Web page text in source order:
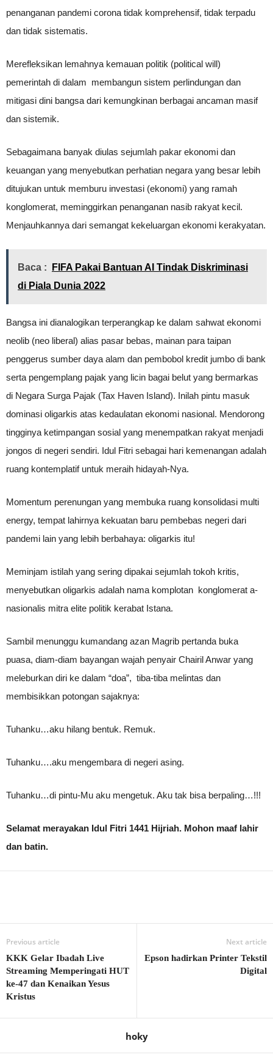
penanganan pandemi corona tidak komprehensif, tidak terpadu
dan tidak sistematis.
Merefleksikan lemahnya kemauan politik (political will)
pemerintah di dalam membangun sistem perlindungan dan
mitigasi dini bangsa dari kemungkinan berbagai ancaman masif
dan sistemik.
Sebagaimana banyak diulas sejumlah pakar ekonomi dan
keuangan yang menyebutkan perhatian negara yang besar lebih
ditujukan untuk memburu investasi (ekonomi) yang ramah
konglomerat, meminggirkan penanganan nasib rakyat kecil.
Menjauhkannya dari semangat kekeluargan ekonomi kerakyatan.
Baca :
FIFA Pakai Bantuan AI Tindak Diskriminasi
di Piala Dunia 2022
Bangsa ini dianalogikan terperangkap ke dalam sahwat ekonomi
neolib (neo liberal) alias pasar bebas, mainan para taipan
penggerus sumber daya alam dan pembobol kredit jumbo di bank
serta pengemplang pajak yang licin bagai belut yang bermarkas
di Negara Surga Pajak (Tax Haven Island). Inilah pintu masuk
dominasi oligarkis atas kedaulatan ekonomi nasional. Mendorong
tingginya ketimpangan sosial yang menempatkan rakyat menjadi
jongos di negeri sendiri. Idul Fitri sebagai hari kemenangan adalah
ruang kontemplatif untuk meraih hidayah-Nya.
Momentum perenungan yang membuka ruang konsolidasi multi
energy, tempat lahirnya kekuatan baru pembebas negeri dari
pandemi lain yang lebih berbahaya: oligarkis itu!
Meminjam istilah yang sering dipakai sejumlah tokoh kritis,
menyebutkan oligarkis adalah nama komplotan konglomerat a-
nasionalis mitra elite politik kerabat Istana.
Sambil menunggu kumandang azan Magrib pertanda buka
puasa, diam-diam bayangan wajah penyair Chairil Anwar yang
meleburkan diri ke dalam “doa”, tiba-tiba melintas dan
membisikkan potongan sajaknya:
Tuhanku…aku hilang bentuk. Remuk.
Tuhanku….aku mengembara di negeri asing.
Tuhanku…di pintu-Mu aku mengetuk. Aku tak bisa berpaling…!!!
Selamat merayakan Idul Fitri 1441 Hijriah. Mohon maaf lahir
dan batin.
Previous article
KKK Gelar Ibadah Live
Streaming Memperingati HUT
ke-47 dan Kenaikan Yesus
Kristus
Next article
Epson hadirkan Printer Tekstil
Digital
hoky